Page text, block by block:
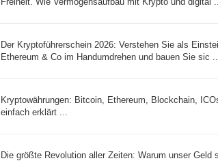
Der Kryptoführerschein 2026: Verstehen Sie als
Ethereum & Co im Handumdrehen und bauen Sie sic
Kryptowährungen: Bitcoin, Ethereum, Blockchain,
einfach erklärt ...
Die größte Revolution aller Zeiten: Warum unser Geld